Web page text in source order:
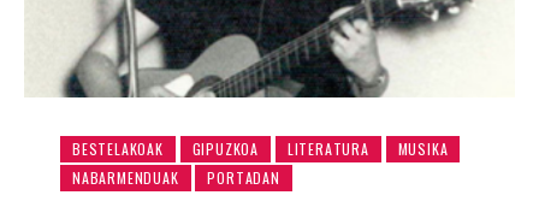
BESTELAKOAK GIPUZKOA LITERATURA
MUSIKA
NABARMENDUAK
PORTADAN